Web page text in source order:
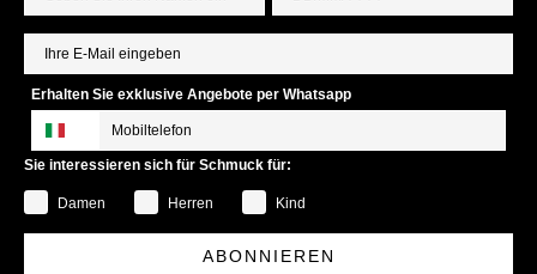
Erhalten Sie exklusive Angebote per Whatsapp
Sie interessieren sich für Schmuck für:
Damen Herren Kind
ABONNIEREN